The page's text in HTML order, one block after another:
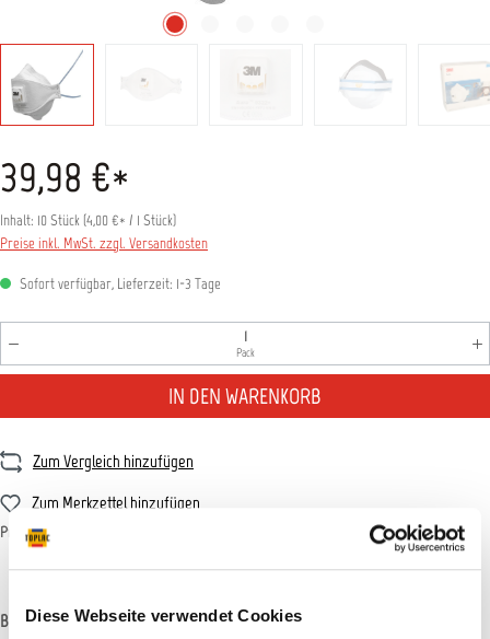
Diese Webseite verwendet Cookies
39,98 €*
Inhalt: 10 Stück (4,00 €* / 1 Stück)
Preise inkl. MwSt. zzgl. Versandkosten
Sofort verfügbar, Lieferzeit: 1-3 Tage
Produkt Anzahl: Gib den gewünschten Wert ein oder
Pack
IN DEN WARENKORB
Zum Vergleich hinzufügen
Zum Merkzettel hinzufügen
Produktnummer:
Beschreibung